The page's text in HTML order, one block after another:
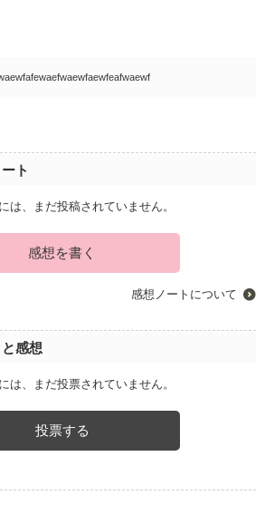
ト
は、まだ投稿されていません。
感想を書く
感想ノートについて
感想
は、まだ投票されていません。
投票する